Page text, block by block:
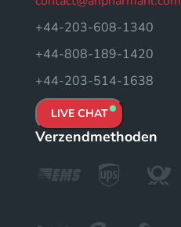
+44-203-608-1340
+44-808-189-1420
+44-203-514-1638
LIVE CHAT
Verzendmethoden